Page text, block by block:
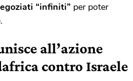
“infiniti” per poter
all’azione
contro Israele